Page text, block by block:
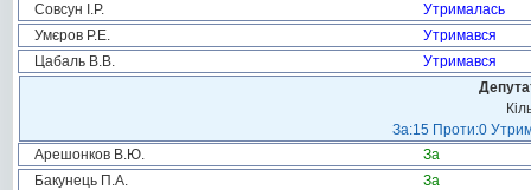
Совсун І.Р.
Утрималась
Умєров Р.Е.
Утримався
Цабаль В.В.
Утримався
За:15 Проти:0
Арешонков В.Ю.
За
Бакунець П.А.
За